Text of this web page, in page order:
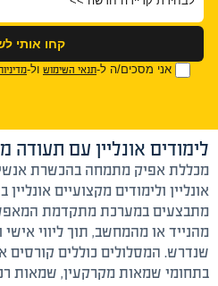
קחו אותי
אני מסכים/ה ל-תנאי השימוש ול-
לימודים אונליין עם תעודה
מכללת אפיק מתמחה בהכשרת
אונליין ולימודים מקצועיים
מתבצעים במערכת מתקדמת
מהנייד או מהמחשב, תוך ליווי אישי
שנדרש. המסלולים כוללים קורסים
בתחומי שמאות מקרקעין, שמאות